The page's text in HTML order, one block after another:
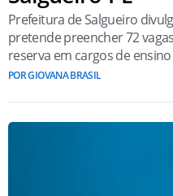
Prefeitura de Salgueiro
pretende preencher 72
reserva em cargos de
POR GIOVANA BRASIL